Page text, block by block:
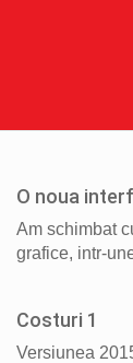
O noua
Am schimbat
grafice, intr-
Costuri 1
Versiunea